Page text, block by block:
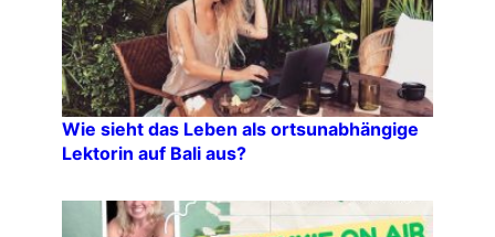
Wie sieht das Leben als ortsunabhängige
Lektorin auf Bali aus?